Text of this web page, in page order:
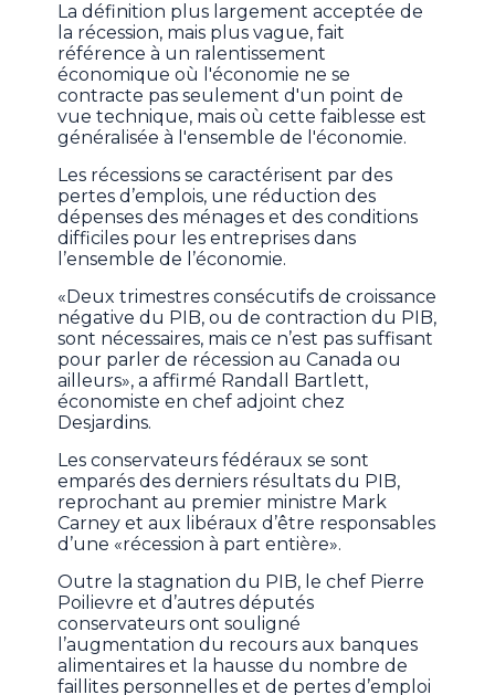
La définition plus largement acceptée de
la récession, mais plus vague, fait
référence à un ralentissement
économique où l'économie ne se
contracte pas seulement d'un point de
vue technique, mais où cette faiblesse est
généralisée à l'ensemble de l'économie.
Les récessions se caractérisent par des
pertes d’emplois, une réduction des
dépenses des ménages et des conditions
difficiles pour les entreprises dans
l’ensemble de l’économie.
«Deux trimestres consécutifs de croissance
négative du PIB, ou de contraction du PIB,
sont nécessaires, mais ce n’est pas suffisant
pour parler de récession au Canada ou
ailleurs», a affirmé Randall Bartlett,
économiste en chef adjoint chez
Desjardins.
Les conservateurs fédéraux se sont
emparés des derniers résultats du PIB,
reprochant au premier ministre Mark
Carney et aux libéraux d’être responsables
d’une «récession à part entière».
Outre la stagnation du PIB, le chef Pierre
Poilievre et d’autres députés
conservateurs ont souligné
l’augmentation du recours aux banques
alimentaires et la hausse du nombre de
faillites personnelles et de pertes d’emploi